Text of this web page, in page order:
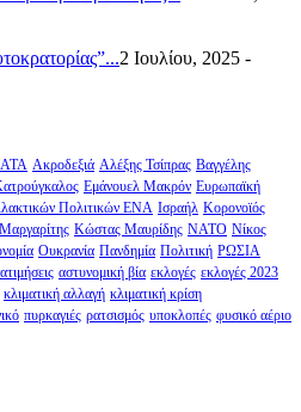
2 Ιουλίου, 2025 -
Ακροδεξιά Αλέξης Τσίπρας Βαγγέλης
Εμάνουελ Μακρόν Ευρωπαϊκή
Πολιτικών ΕΝΑ Ισραήλ Κορονοϊός
Κώστας Μαυρίδης ΝΑΤΟ Νίκος
Ουκρανία Πανδημία Πολιτική ΡΩΣΙΑ
αστυνομική βία εκλογές εκλογές 2023
κλιματική αλλαγή κλιματική κρίση
πυρκαγιές ρατσισμός υποκλοπές φυσικό αέριο